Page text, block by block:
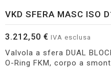
VKD SFERA MASC ISO
3.212,50 € IVA esclusa
Valvola a sfera DUAL
O-Ring FKM, corpo a